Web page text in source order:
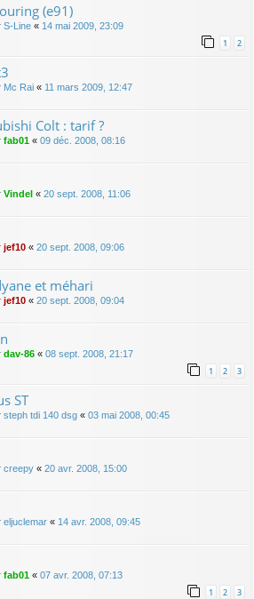
(e91)
S-Line « 14 mai 2009, 23:09
1 2
Mc Rai « 11 mars 2009, 12:47
Colt : tarif ?
fab01 « 09 déc. 2008, 08:16
Vindel « 20 sept. 2008, 11:06
jef10 « 20 sept. 2008, 09:06
et méhari
jef10 « 20 sept. 2008, 09:04
dav-86 « 08 sept. 2008, 21:17
1 2 3
ST
steph tdi 140 dsg « 03 mai 2008, 00:45
creepy « 20 avr. 2008, 15:00
eljuclemar « 14 avr. 2008, 09:45
fab01 « 07 avr. 2008, 07:13
1 2 3